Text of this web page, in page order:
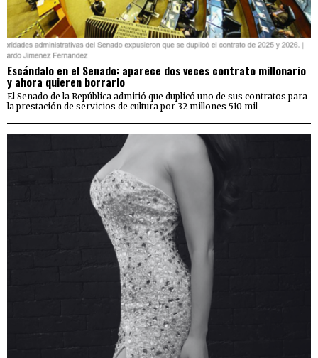
Escándalo en el Senado: aparece dos veces contrato millonario
y ahora quieren borrarlo
El Senado de la República admitió que duplicó uno de sus contratos para
la prestación de servicios de cultura por 32 millones 510 mil